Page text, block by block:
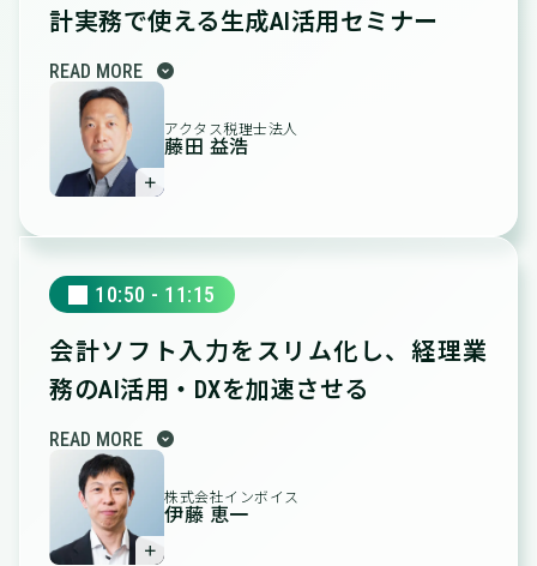
計実務で使える生成AI活用セミナー
READ MORE expand_circle_down
＋
アクタス税理士法人
藤田 益浩
10:50 - 11:15
会計ソフト入力をスリム化し、経理業
務のAI活用・DXを加速させる
READ MORE expand_circle_down
＋
株式会社インボイス
伊藤 恵一